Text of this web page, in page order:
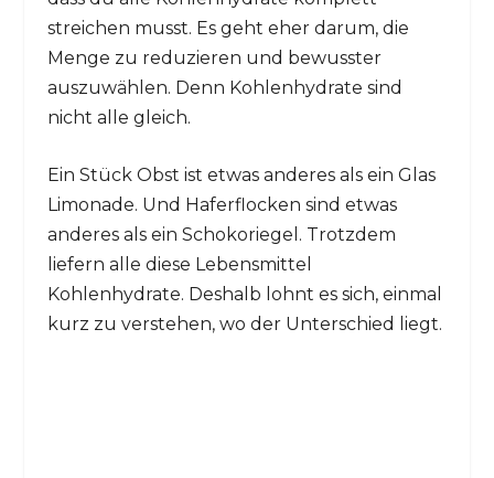
streichen musst. Es geht eher darum, die
Menge zu reduzieren und bewusster
auszuwählen. Denn Kohlenhydrate sind
nicht alle gleich.
Ein Stück Obst ist etwas anderes als ein Glas
Limonade. Und Haferflocken sind etwas
anderes als ein Schokoriegel. Trotzdem
liefern alle diese Lebensmittel
Kohlenhydrate. Deshalb lohnt es sich, einmal
kurz zu verstehen, wo der Unterschied liegt.